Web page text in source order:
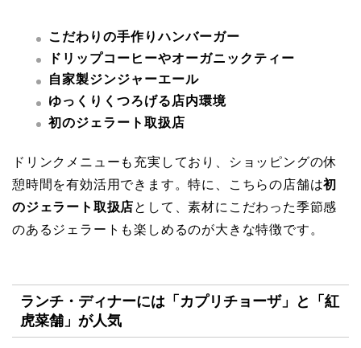
こだわりの手作りハンバーガー
ドリップコーヒーやオーガニックティー
自家製ジンジャーエール
ゆっくりくつろげる店内環境
初のジェラート取扱店
ドリンクメニューも充実しており、ショッピングの休
憩時間を有効活用できます。特に、こちらの店舗は初
のジェラート取扱店として、素材にこだわった季節感
のあるジェラートも楽しめるのが大きな特徴です。
ランチ・ディナーには「カプリチョーザ」と「紅
虎菜舗」が人気